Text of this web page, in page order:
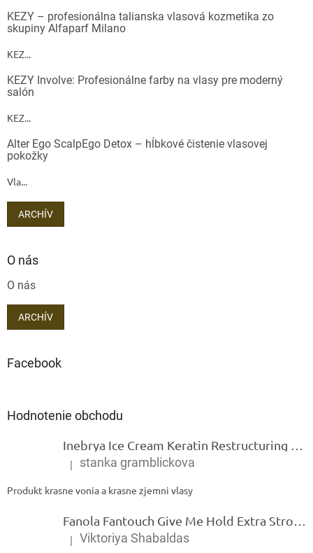
KEZY – profesionálna talianska vlasová kozmetika zo
skupiny Alfaparf Milano
KEZ...
KEZY Involve: Profesionálne farby na vlasy pre moderný
salón
KEZ...
Alter Ego ScalpEgo Detox – hĺbkové čistenie vlasovej
pokožky
Vla...
ARCHÍV
O nás
O nás
ARCHÍV
Facebook
Hodnotenie obchodu
Inebrya Ice Cream Keratin Restructuring Mask – reštrukturalizačná maska s keratínom 1000 ml
Hodnotenie produktu je 5 z 5 hviezdičiek.
| stanka gramblickova
Produkt krasne vonia a krasne zjemni vlasy
Fanola Fantouch Give Me Hold Extra Strong Fluid Gel - Extra silný rýchloschnúci tekutý gel 250 ml
Hodnotenie produktu je 5 z 5 hviezdičiek.
| Viktoriya Shabaldas